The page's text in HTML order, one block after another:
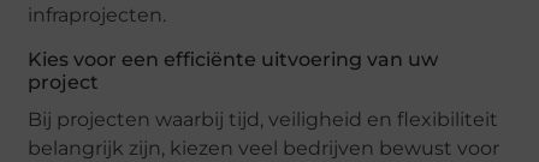
infraprojecten.
Kies voor een efficiënte uitvoering van uw
project
Bij projecten waarbij tijd, veiligheid en flexibiliteit
belangrijk zijn, kiezen veel bedrijven bewust voor